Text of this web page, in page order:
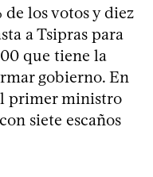
los votos y diez
a Tsipras para
que tiene la
gobierno. En
primer ministro
siete escaños